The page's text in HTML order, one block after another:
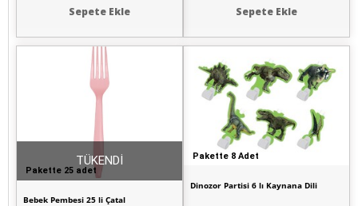
Sepete Ekle
Sepete Ekle
Pakette 8 Adet
Dinozor Partisi 6 lı Kaynana Dili
Pakette 25 adet
Bebek Pembesi 25 li Çatal
TÜKENDİ